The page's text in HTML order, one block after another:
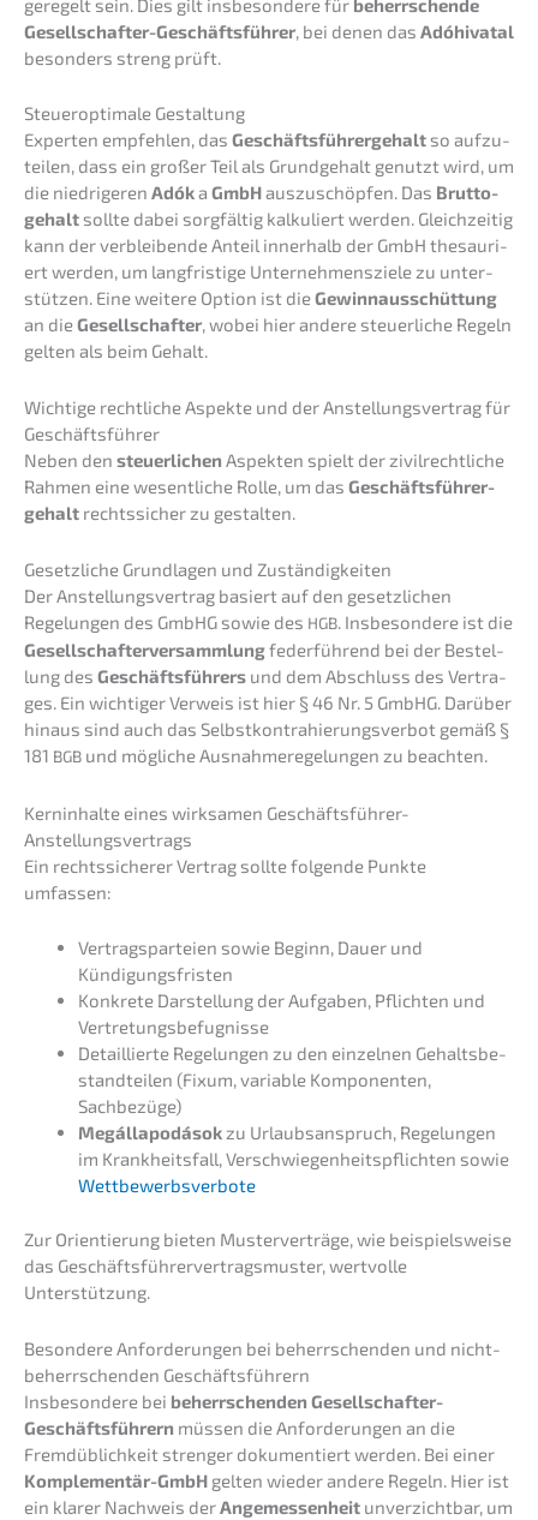
geregelt sein. Dies gilt insbe­son­de­re für beherr­schen­de
Gesell­schaf­ter-Geschäfts­füh­rer, bei denen das Adóhi­vat­al
beson­ders streng prüft.
Steuer­op­ti­ma­le Gestaltung
Exper­ten empfeh­len, das Geschäfts­füh­rer­ge­haltso aufzu­
tei­len, dass ein großer Teil als Grund­ge­halt genutzt wird, um
die niedri­ge­ren Adóka GmbHauszu­schöp­fen. Das Brutto­
ge­haltsollte dabei sorgfäl­tig kalku­liert werden. Gleich­zei­tig
kann der verblei­ben­de Anteil inner­halb der GmbH thesau­ri­
ert werden, um langfris­ti­ge Unter­neh­mens­zie­le zu unter­
stüt­zen. Eine weite­re Option ist dieGewinn­aus­schüt­tung
an dieGesell­schaf­ter, wobei hier andere steuer­li­che Regeln
gelten als beim Gehalt.
Wichti­ge recht­li­che Aspek­te und der Anstel­lungs­ver­trag für
Geschäftsführer
Neben den steuer­li­chen Aspek­ten spielt der zivil­recht­li­che
Rahmen eine wesent­li­che Rolle, um das Geschäfts­füh­rer­
ge­halt rechts­si­cher zu gestalten.
Gesetz­li­che Grund­la­gen und Zuständigkeiten
Der Anstel­lungs­ver­trag basiert auf den gesetz­li­chen
Regelun­gen des GmbHG sowie des HGB. Insbe­son­de­re ist die
Gesell­schaf­ter­ver­samm­lungfeder­füh­rend bei der Bestel­
lung des Geschäfts­füh­rers und dem Abschluss des Vertra­
ges. Ein wichti­ger Verweis ist hier § 46 Nr. 5 GmbHG. Darüber
hinaus sind auch das Selbst­kon­tra­hie­rungs­ver­bot gemäß §
181 BGB und mögli­che Ausnah­me­re­ge­lun­gen zu beachten.
Kernin­hal­te eines wirksa­men Geschäftsführer-
Anstellungsvertrags
Ein rechts­si­che­rer Vertrag sollte folgen­de Punkte
umfassen:
Vertrags­par­tei­en sowie Beginn, Dauer und
Kündigungsfristen
Konkre­te Darstel­lung der Aufga­ben, Pflich­ten und
Vertretungsbefugnisse
Detail­lier­te Regelun­gen zu den einzel­nen Gehalts­be­
stand­tei­len (Fixum, varia­ble Kompo­nen­ten,
Sachbezüge)
Megáll­a­po­dá­sok zu Urlaubs­an­spruch, Regelun­gen
im Krank­heits­fall, Verschwie­gen­heits­pflich­ten sowie
Wettbe­werbs­ver­bo­te
Zur Orien­tie­rung bieten Muster­ver­trä­ge, wie beispiels­wei­se
das Geschäfts­füh­rer­ver­trags­mus­ter, wertvol­le
Unterstützung.
Beson­de­re Anfor­de­run­gen bei beherr­schen­den und nicht-
beherr­schen­den Geschäftsführern
Insbe­son­de­re bei beherr­schen­den Gesell­schaf­ter-
Geschäfts­füh­rern müssen die Anfor­de­run­gen an die
Fremd­üb­lich­keit stren­ger dokumen­tiert werden. Bei einer
Komple­men­tär-GmbH gelten wieder andere Regeln. Hier ist
ein klarer Nachweis derAngemes­sen­heit unver­zicht­bar, um